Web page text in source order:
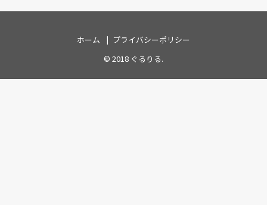
ホーム
プライバシーポリシー
© 2018 ぐるりる.